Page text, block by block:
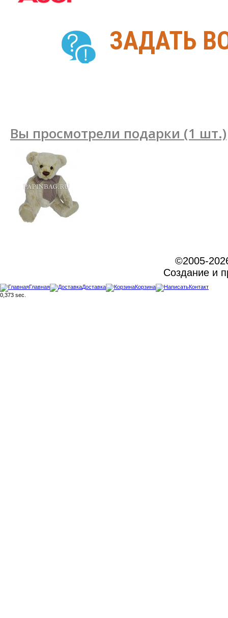
ЗАДАТЬ
Вы просмотрели подарки (1 шт.)
©2005-
Создание и
Главная Доставка Корзина
Контакт
0,373 sec.